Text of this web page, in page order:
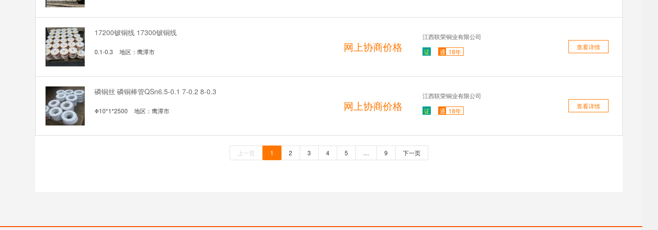
17200铍铜线 17300铍铜线
0.1-0.3 地区： 鹰潭市 网上协商价格
江西联荣铜业有限公司
证
通 18年
查看详情
磷铜丝 磷铜棒管QSn6.5-0.1 7-0.2 8-0.3
Φ10*1*2500 地区： 鹰潭市 网上协商价格
江西联荣铜业有限公司
证
通 18年
查看详情
上一页 1 2 3 4 5 … 9 下一页